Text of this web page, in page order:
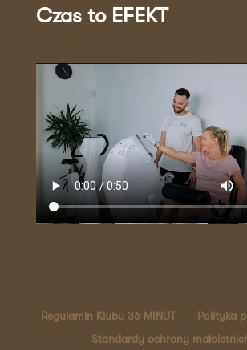
Czas to EFEKT
Regulamin Klubu 36 MINUT
Polityka
Standardy ochrony